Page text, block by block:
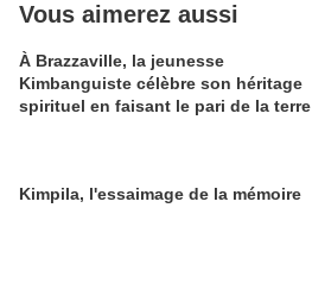
Vous aimerez aussi
À Brazzaville, la jeunesse
Kimbanguiste célèbre son héritage
spirituel en faisant le pari de la terre
Kimpila, l'essaimage de la mémoire